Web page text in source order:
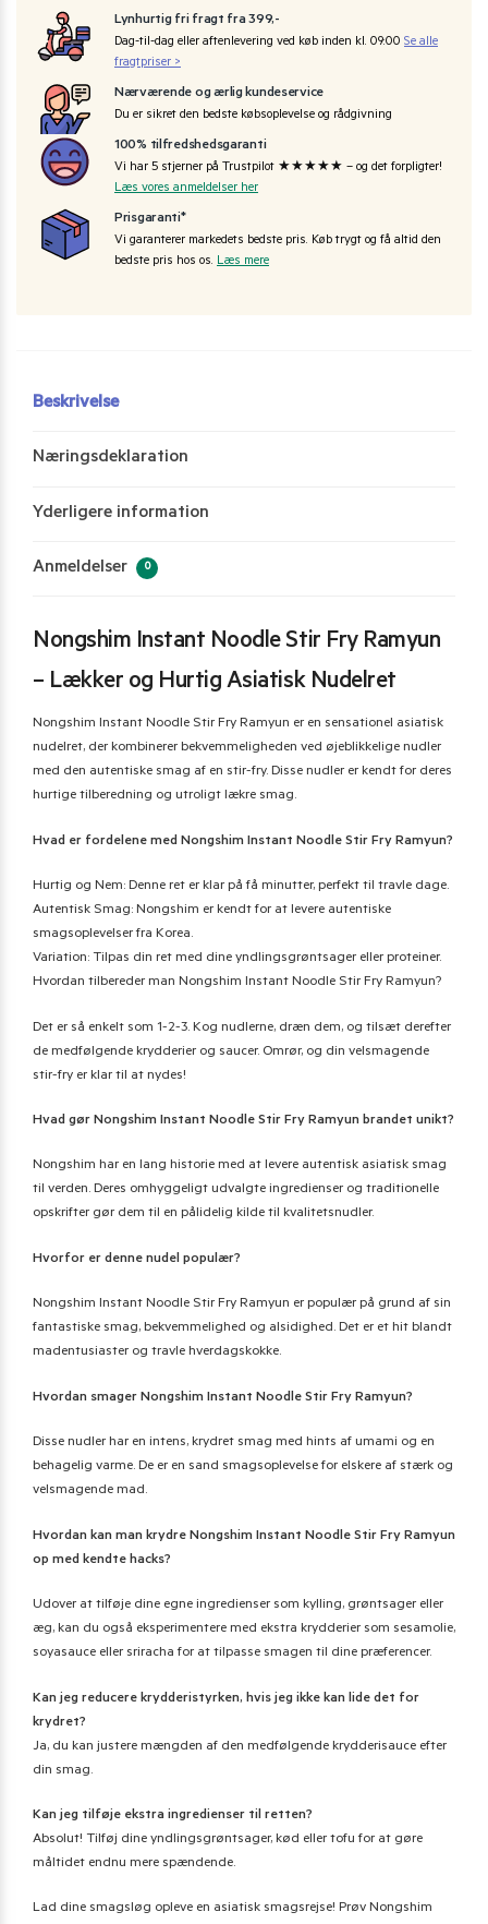
Lynhurtig fri fragt fra 399,-
Dag-til-dag eller aftenlevering ved køb inden kl. 09:00 Se alle
fragtpriser >
Nærværende og ærlig kundeservice
Du er sikret den bedste købsoplevelse og rådgivning
100% tilfredshedsgaranti
Vi har 5 stjerner på Trustpilot ★★★★★ – og det forpligter!
Læs vores anmeldelser her
Prisgaranti*
Vi garanterer markedets bedste pris. Køb trygt og få altid den
bedste pris hos os. Læs mere
Beskrivelse
Næringsdeklaration
Yderligere information
Anmeldelser 0
Nongshim Instant Noodle Stir Fry Ramyun
– Lækker og Hurtig Asiatisk Nudelret
Nongshim Instant Noodle Stir Fry Ramyun er en sensationel asiatisk
nudelret, der kombinerer bekvemmeligheden ved øjeblikkelige nudler
med den autentiske smag af en stir-fry. Disse nudler er kendt for deres
hurtige tilberedning og utroligt lækre smag.
Hvad er fordelene med Nongshim Instant Noodle Stir Fry Ramyun?
Hurtig og Nem: Denne ret er klar på få minutter, perfekt til travle dage.
Autentisk Smag: Nongshim er kendt for at levere autentiske
smagsoplevelser fra Korea.
Variation: Tilpas din ret med dine yndlingsgrøntsager eller proteiner.
Hvordan tilbereder man Nongshim Instant Noodle Stir Fry Ramyun?
Det er så enkelt som 1-2-3. Kog nudlerne, dræn dem, og tilsæt derefter
de medfølgende krydderier og saucer. Omrør, og din velsmagende
stir-fry er klar til at nydes!
Hvad gør Nongshim Instant Noodle Stir Fry Ramyun brandet unikt?
Nongshim har en lang historie med at levere autentisk asiatisk smag
til verden. Deres omhyggeligt udvalgte ingredienser og traditionelle
opskrifter gør dem til en pålidelig kilde til kvalitetsnudler.
Hvorfor er denne nudel populær?
Nongshim Instant Noodle Stir Fry Ramyun er populær på grund af sin
fantastiske smag, bekvemmelighed og alsidighed. Det er et hit blandt
madentusiaster og travle hverdagskokke.
Hvordan smager Nongshim Instant Noodle Stir Fry Ramyun?
Disse nudler har en intens, krydret smag med hints af umami og en
behagelig varme. De er en sand smagsoplevelse for elskere af stærk og
velsmagende mad.
Hvordan kan man krydre Nongshim Instant Noodle Stir Fry Ramyun
op med kendte hacks?
Udover at tilføje dine egne ingredienser som kylling, grøntsager eller
æg, kan du også eksperimentere med ekstra krydderier som sesamolie,
soyasauce eller sriracha for at tilpasse smagen til dine præferencer.
Kan jeg reducere krydderistyrken, hvis jeg ikke kan lide det for
krydret?
Ja, du kan justere mængden af den medfølgende krydderisauce efter
din smag.
Kan jeg tilføje ekstra ingredienser til retten?
Absolut! Tilføj dine yndlingsgrøntsager, kød eller tofu for at gøre
måltidet endnu mere spændende.
Lad dine smagsløg opleve en asiatisk smagsrejse! Prøv Nongshim